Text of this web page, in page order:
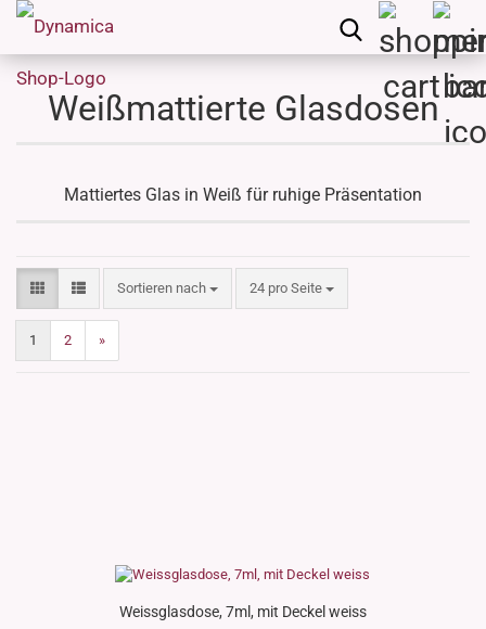
Weißmattierte Glasdosen
Mattiertes Glas in Weiß für ruhige Präsentation
Sortieren nach
Sortieren nach 24 pro Seite
pro Seite
1 2 »
Weissglasdose, 7ml, mit Deckel weiss